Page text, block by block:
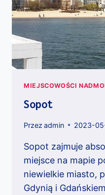
MIEJSCOWOŚCI
Sopot
Przez admin 2023-
Sopot zajmuje
miejsce na mapie
niewielkie miasto,
Gdynią i